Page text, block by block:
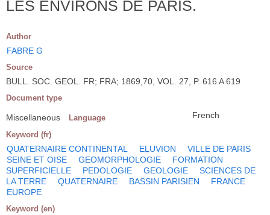
LES ENVIRONS DE PARIS.
Author
FABRE G
Source
BULL. SOC. GEOL. FR; FRA; 1869,70, VOL. 27, P. 616 A 619
Document type
Miscellaneous Language French
Keyword (fr)
QUATERNAIRE CONTINENTAL ELUVION
VILLE DE PARIS
SEINE ET OISE
GEOMORPHOLOGIE
FORMATION
SUPERFICIELLE
PEDOLOGIE GEOLOGIE
SCIENCES DE
LA TERRE
QUATERNAIRE BASSIN PARISIEN
FRANCE
EUROPE
Keyword (en)